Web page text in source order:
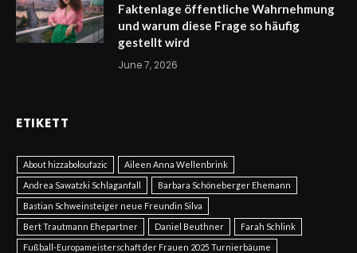
Faktenlage öffentliche Wahrnehmung
und warum diese Frage so häufig
gestellt wird
June 7, 2026
ETIKETT
About hizzaboloufazic
Aileen Anna Wellenbrink
Andrea Sawatzki Schlaganfall
Barbara Schöneberger Ehemann
Bastian Schweinsteiger neue Freundin Silva
Bert Trautmann Ehepartner
Daniel Beuthner
Farah Schlink
Fußball-Europameisterschaft der Frauen 2025 Turnierbäume